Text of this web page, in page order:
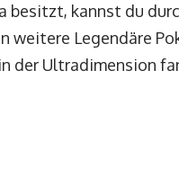
besitzt, kannst du
weitere Legendäre
der Ultradimension